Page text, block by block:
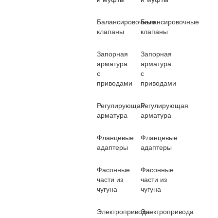
Балансировочные
клапаны
Запорная
арматура
с
приводами
Регулирующая
арматура
Фланцевые
адаптеры
Фасонные
части из
чугуна
Электропривода
Балансировочные
клапаны
Запорная
арматура
с
приводами
Регулирующая
арматура
Фланцевые
адаптеры
Фасонные
части из
чугуна
Электропривода